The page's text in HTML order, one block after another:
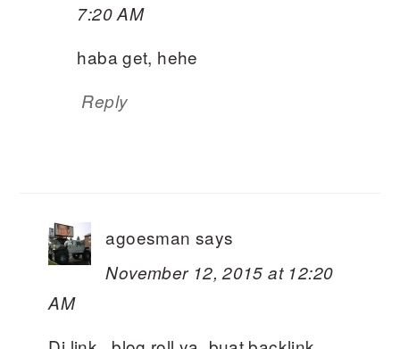
7:20 AM
haba get, hehe
Reply
agoesman says
November 12, 2015 at 12:20
AM